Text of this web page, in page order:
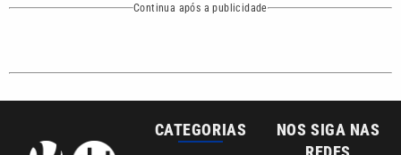
Continua após a publicidade
Esportes